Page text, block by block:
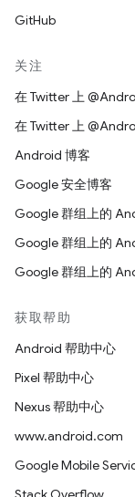
GitHub
关注
在 Twitter 上
在 Twitter 上
Android 博客
Google 安全博客
Google 群组上的
Google 群组上的
Google 群组上的
获取帮助
Android 帮助中心
Pixel 帮助中心
Nexus 帮助中心
www.android.com
Google Mobile